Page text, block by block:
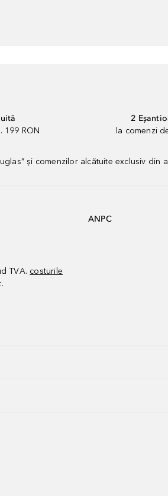
199 RON
2
la comenzi
și comenzilor alcătuite exclusiv din
TVA. costurile
ANPC